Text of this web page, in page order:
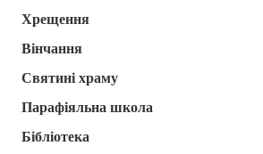
Хрещення
Вінчання
Святині храму
Парафіяльна школа
Бібліотека